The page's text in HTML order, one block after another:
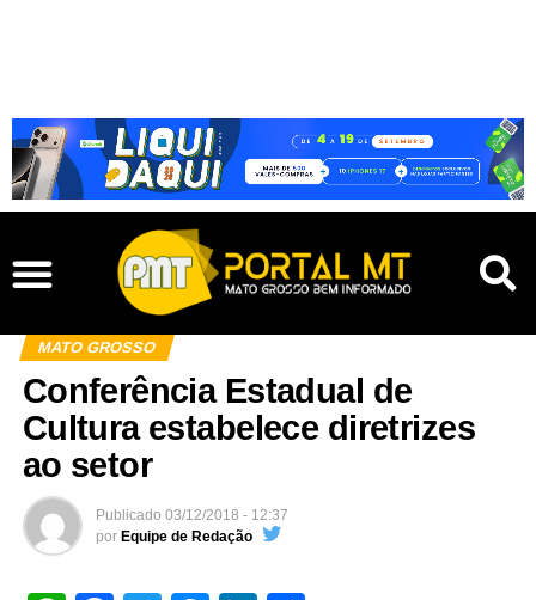
MATO GROSSO
Conferência Estadual de
Cultura estabelece diretrizes
ao setor
Publicado 03/12/2018 - 12:37
por Equipe de Redação